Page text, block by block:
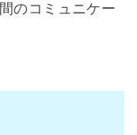
のコミュニケー